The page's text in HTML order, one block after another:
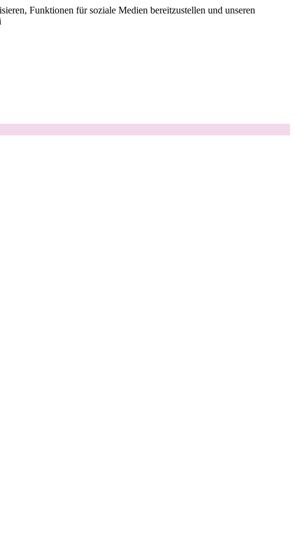
Funktionen für soziale Medien bereitzustellen und unseren